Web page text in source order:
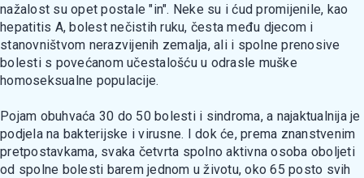
nažalost su opet postale "in". Neke su i ćud promijenile, kao
hepatitis A, bolest nečistih ruku, česta među djecom i
stanovništvom nerazvijenih zemalja, ali i spolne prenosive
bolesti s povećanom učestalošću u odrasle muške
homoseksualne populacije.
Pojam obuhvaća 30 do 50 bolesti i sindroma, a najaktualnija je
podjela na bakterijske i virusne. I dok će, prema znanstvenim
pretpostavkama, svaka četvrta spolno aktivna osoba oboljeti
od spolne bolesti barem jednom u životu, oko 65 posto svih